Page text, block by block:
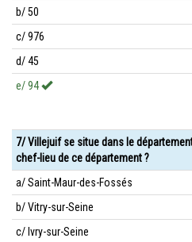
b/ 50
c/ 976
d/ 45
e/ 94
7/ Villejuif se situe dans le
chef-lieu de ce département ?
a/ Saint-Maur-des-Fossés
b/ Vitry-sur-Seine
c/ Ivry-sur-Seine